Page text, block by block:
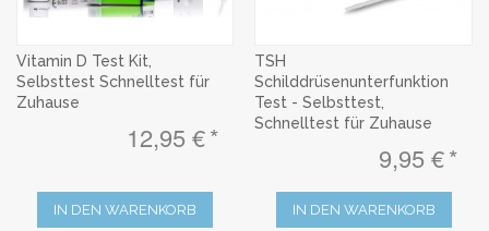
Vitamin D Test Kit,
Selbsttest Schnelltest für
Zuhause
12,95 €
IN DEN WARENKORB
TSH
Schilddrüsenunterfunktion
Test - Selbsttest,
Schnelltest für Zuhause
9,95 €
IN DEN WARENKORB